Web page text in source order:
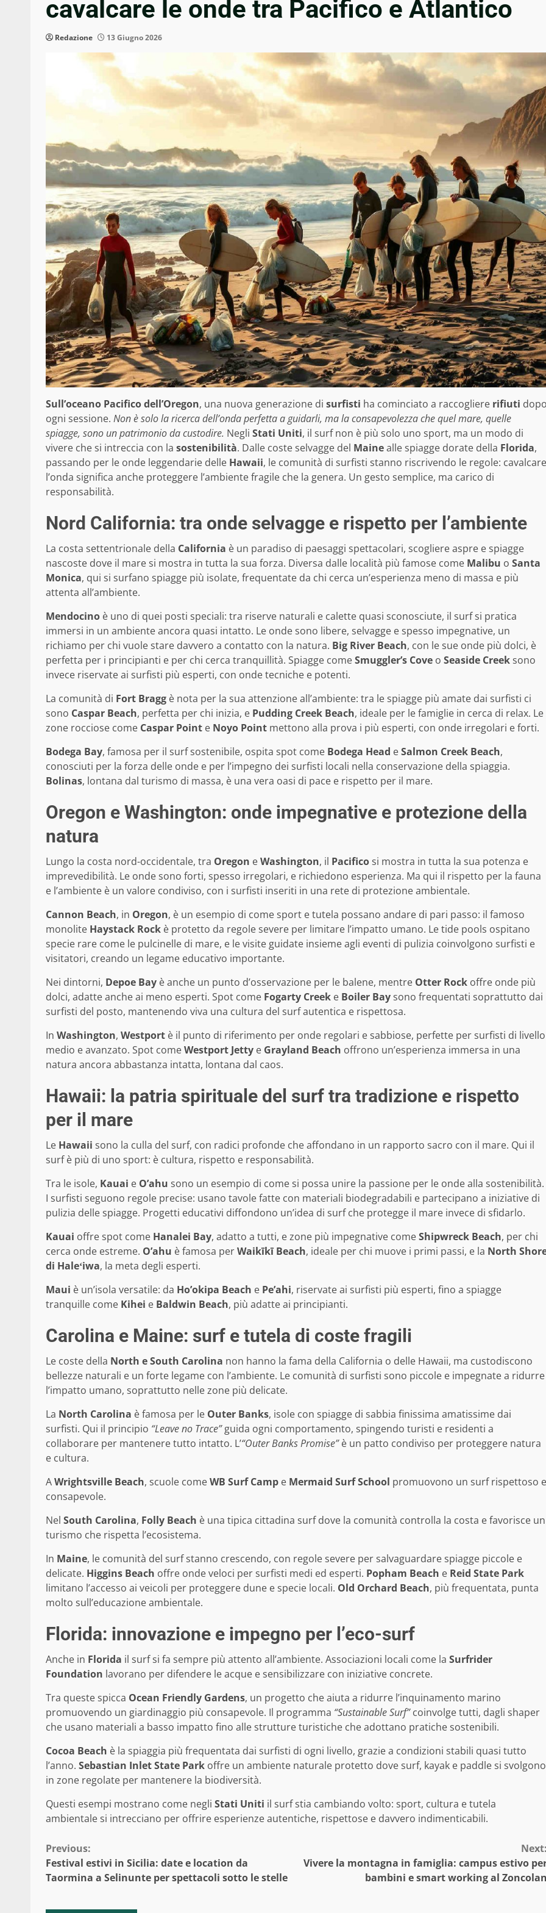
cavalcare le onde tra Pacifico e Atlantico
Redazione 13 Giugno 2026
Sull’oceano Pacifico dell’Oregon, una nuova generazione di surfisti ha cominciato a raccogliere rifiuti
ogni sessione. Non è solo la ricerca dell’onda perfetta a guidarli, ma la consapevolezza che quel mare, quelle
spiagge, sono un patrimonio da custodire. Negli Stati Uniti, il surf non è più solo uno sport, ma un modo di
vivere che si intreccia con la sostenibilità. Dalle coste selvagge del Mainealle spiagge dorate della Florida,
passando per le onde leggendarie delle Hawaii, le comunità di surfisti stanno riscrivendo le regole: cavalcare
l’onda significa anche proteggere l’ambiente fragile che la genera. Un gesto semplice, ma carico di
responsabilità.
Nord California: tra onde selvagge e rispetto per l’ambiente
La costa settentrionale della California è un paradiso di paesaggi spettacolari, scogliere aspre e spiagge
nascoste dove il mare si mostra in tutta la sua forza. Diversa dalle località più famose come Malibu o Santa
Monica, qui si surfano spiagge più isolate, frequentate da chi cerca un’esperienza meno di massa e più
attenta all’ambiente.
Mendocino è uno di quei posti speciali: tra riserve naturali e calette quasi sconosciute, il surf si pratica
immersi in un ambiente ancora quasi intatto. Le onde sono libere, selvagge e spesso impegnative, un
richiamo per chi vuole stare davvero a contatto con la natura. Big River Beach, con le sue onde più dolci, è
perfetta per i principianti e per chi cerca tranquillità. Spiagge comeSmuggler’s Cove o Seaside Creeksono
invece riservate ai surfisti più esperti, con onde tecniche e potenti.
La comunità di Fort Bragg è nota per la sua attenzione all’ambiente: tra le spiagge più amate dai surfisti ci
sono Caspar Beach, perfetta per chi inizia, e Pudding Creek Beach, ideale per le famiglie in cerca di relax. Le
zone rocciose come Caspar Point e Noyo Point mettono alla prova i più esperti, con onde irregolari e forti.
Bodega Bay, famosa per il surf sostenibile, ospita spot come Bodega Head eSalmon Creek Beach,
conosciuti per la forza delle onde e per l’impegno dei surfisti locali nella conservazione della spiaggia.
Bolinas, lontana dal turismo di massa, è una vera oasi di pace e rispetto per il mare.
Oregon e Washington: onde impegnative e protezione della
natura
Lungo la costa nord-occidentale, tra Oregon eWashington, il Pacificosi mostra in tutta la sua potenza e
imprevedibilità. Le onde sono forti, spesso irregolari, e richiedono esperienza. Ma qui il rispetto per la fauna
e l’ambiente è un valore condiviso, con i surfisti inseriti in una rete di protezione ambientale.
Cannon Beach, in Oregon, è un esempio di come sport e tutela possano andare di pari passo: il famoso
monolite Haystack Rock è protetto da regole severe per limitare l’impatto umano. Le tide pools ospitano
specie rare come le pulcinelle di mare, e le visite guidate insieme agli eventi di pulizia coinvolgono surfisti e
visitatori, creando un legame educativo importante.
Nei dintorni, Depoe Bay è anche un punto d’osservazione per le balene, mentre Otter Rock offre onde più
dolci, adatte anche ai meno esperti. Spot come Fogarty Creek e Boiler Baysono frequentati soprattutto dai
surfisti del posto, mantenendo viva una cultura del surf autentica e rispettosa.
In Washington, Westport è il punto di riferimento per onde regolari e sabbiose, perfette per surfisti di livello
medio e avanzato. Spot comeWestport Jetty e Grayland Beach offrono un’esperienza immersa in una
natura ancora abbastanza intatta, lontana dal caos.
Hawaii: la patria spirituale del surf tra tradizione e rispetto
per il mare
Le Hawaii sono la culla del surf, con radici profonde che affondano in un rapporto sacro con il mare. Qui il
surf è più di uno sport: è cultura, rispetto e responsabilità.
Tra le isole, Kauai e O’ahu sono un esempio di come si possa unire la passione per le onde alla sostenibilità.
I surfisti seguono regole precise: usano tavole fatte con materiali biodegradabili e partecipano a iniziative di
pulizia delle spiagge. Progetti educativi diffondono un’idea di surf che protegge il mare invece di sfidarlo.
Kauai offre spot come Hanalei Bay, adatto a tutti, e zone più impegnative comeShipwreck Beach, per chi
cerca onde estreme. O’ahu è famosa perWaikīkī Beach, ideale per chi muove i primi passi, e la North
di Haleʻiwa, la meta degli esperti.
Maui è un’isola versatile: da Ho’okipa Beach e Pe’ahi, riservate ai surfisti più esperti, fino a spiagge
tranquille come Kihei e Baldwin Beach, più adatte ai principianti.
Carolina e Maine: surf e tutela di coste fragili
Le coste della North e South Carolina non hanno la fama della California o delle Hawaii, ma custodiscono
bellezze naturali e un forte legame con l’ambiente. Le comunità di surfisti sono piccole e impegnate a ridurre
l’impatto umano, soprattutto nelle zone più delicate.
La North Carolina è famosa per le Outer Banks, isole con spiagge di sabbia finissima amatissime dai
surfisti. Qui il principio “Leave no Trace”guida ogni comportamento, spingendo turisti e residenti a
collaborare per mantenere tutto intatto. L’“Outer Banks Promise”è un patto condiviso per proteggere natura
e cultura.
AWrightsville Beach, scuole comeWB Surf Camp e Mermaid Surf School promuovono un surf rispettoso e
consapevole.
Nel South Carolina, Folly Beach è una tipica cittadina surf dove la comunità controlla la costa e favorisce un
turismo che rispetta l’ecosistema.
In Maine, le comunità del surf stanno crescendo, con regole severe per salvaguardare spiagge piccole e
delicate. Higgins Beach offre onde veloci per surfisti medi ed esperti. Popham Beach e Reid State Park
limitano l’accesso ai veicoli per proteggere dune e specie locali. Old Orchard Beach, più frequentata, punta
molto sull’educazione ambientale.
Florida: innovazione e impegno per l’eco-surf
Anche in Florida il surf si fa sempre più attento all’ambiente. Associazioni locali come la Surfrider
Foundation lavorano per difendere le acque e sensibilizzare con iniziative concrete.
Tra queste spicca Ocean Friendly Gardens, un progetto che aiuta a ridurre l’inquinamento marino
promuovendo un giardinaggio più consapevole. Il programma “Sustainable Surf”coinvolge tutti, dagli shaper
che usano materiali a basso impatto fino alle strutture turistiche che adottano pratiche sostenibili.
Cocoa Beach è la spiaggia più frequentata dai surfisti di ogni livello, grazie a condizioni stabili quasi tutto
l’anno. Sebastian Inlet State Park offre un ambiente naturale protetto dove surf, kayak e paddle si svolgono
in zone regolate per mantenere la biodiversità.
Questi esempi mostrano come negli Stati Uniti il surf stia cambiando volto: sport, cultura e tutela
ambientale si intrecciano per offrire esperienze autentiche, rispettose e davvero indimenticabili.
Continue
Reading
Previous:
Festival estivi in Sicilia: date e location da
Taormina a Selinunte per spettacoli sotto le stelle
Vivere la montagna in famiglia: campus estivo
bambini e smart working al